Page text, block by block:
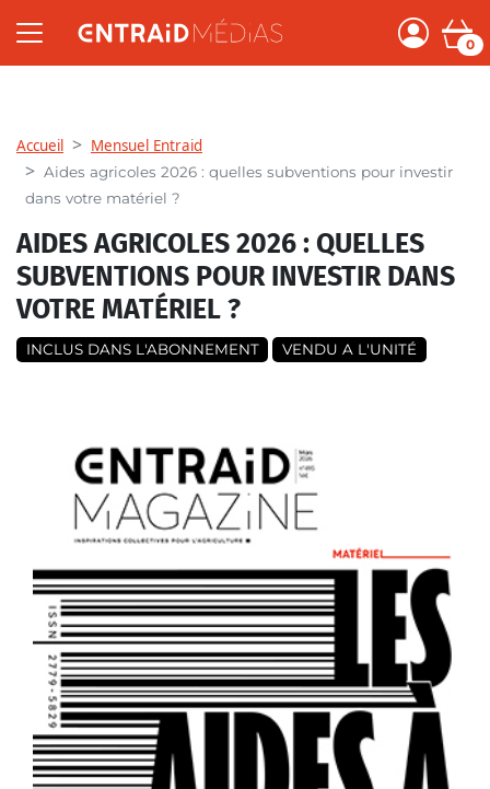
0
Accueil Mensuel Entraid
Aides agricoles 2026 : quelles subventions pour investir
dans votre matériel ?
AIDES AGRICOLES 2026 : QUELLES
SUBVENTIONS POUR INVESTIR DANS
VOTRE MATÉRIEL ?
INCLUS DANS L'ABONNEMENT VENDU A L'UNITÉ